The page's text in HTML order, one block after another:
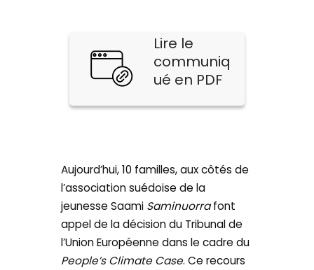
Lire le
communiq
ué en PDF
Aujourd’hui, 10 familles, aux côtés de
l’association suédoise de la
jeunesse Saami Saminuorrafont
appel de la décision du Tribunal de
l’Union Européenne dans le cadre du
People’s Climate Case. Ce recours